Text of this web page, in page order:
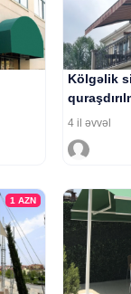
Kölgəlik
4 il əvvəl
1AZN